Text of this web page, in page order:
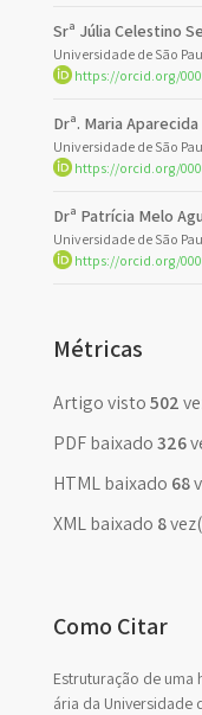
Srª Júlia Celestino
Universidade de São
https://orcid.org/
Drª. Maria
Universidade de São
https://orcid.org/
Drª Patrícia Melo
Universidade de São
https://orcid.org/
Métricas
Artigo visto502
PDF baixado326
HTML baixado 68
XML baixado 8
Como Citar
Estruturação de uma
ária da Universidade